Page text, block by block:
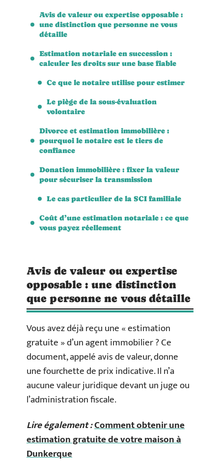
Avis de valeur ou expertise opposable :
une distinction que personne ne vous
détaille
Estimation notariale en succession :
calculer les droits sur une base fiable
Ce que le notaire utilise pour estimer
Le piège de la sous-évaluation
volontaire
Divorce et estimation immobilière :
pourquoi le notaire est le tiers de
confiance
Donation immobilière : fixer la valeur
pour sécuriser la transmission
Le cas particulier de la SCI familiale
Coût d’une estimation notariale : ce que
vous payez réellement
Avis de valeur ou expertise
opposable : une distinction
que personne ne vous détaille
Vous avez déjà reçu une « estimation
gratuite » d’un agent immobilier ? Ce
document, appelé avis de valeur, donne
une fourchette de prix indicative. Il n’a
aucune valeur juridique devant un juge ou
l’administration fiscale.
Lire également :Comment obtenir une
estimation gratuite de votre maison à
Dunkerque